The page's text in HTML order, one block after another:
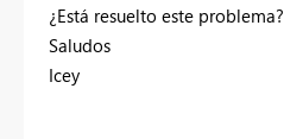
¿Está resuelto este problema?
Saludos
Icey